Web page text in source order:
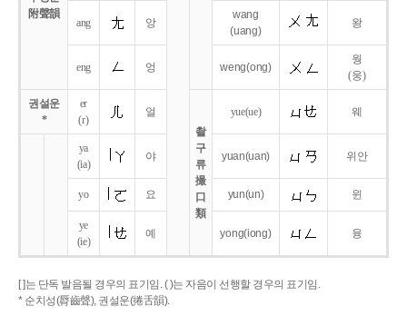
附聲韻
ang 앙
wang
(uang)
왕
eng 엉 weng(ong)
웡
(웅)
권설운
*
er
(r)
얼
촬
구
류
撮
口
類
yue(ue) 웨
ya
(ia)
야 yuan(uan) 위안
yo 요 yun(un) 윈
ye
(ie)
예 yong(iong) 융
[ ]는 단독 발음될 경우의 표기임. ( )는 자음이 선행할 경우의 표기임.
* 순치성(脣齒聲), 권설운(捲舌韻).